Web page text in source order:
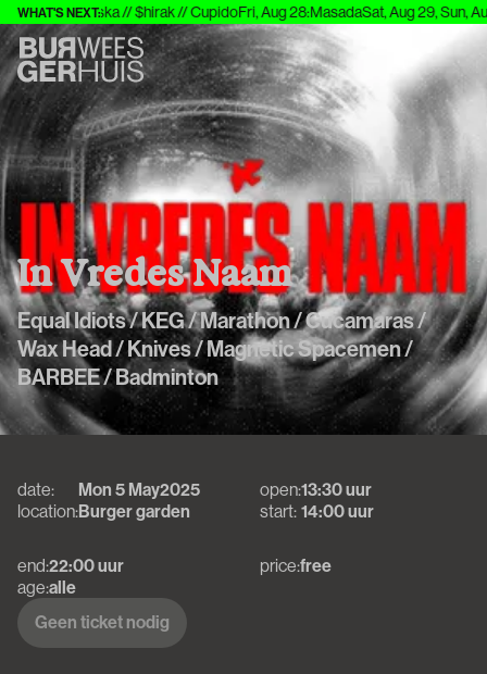
WHAT'S NEXT:
w. Mr. Polska // $hirak // CupidoFri, Aug 28:MasadaSat, Aug 29, Sun, Aug
In Vredes Naam
Equal Idiots / KEG / Marathon / Cucamaras /
Wax Head / Knives / Magnetic Spacemen /
BARBEE / Badminton
date:
location:
Mon 5 May2025
Burger garden
open:
start:
13:30 uur
14:00 uur
end:
age:
22:00 uur
alle
price:free
Geen ticket nodig